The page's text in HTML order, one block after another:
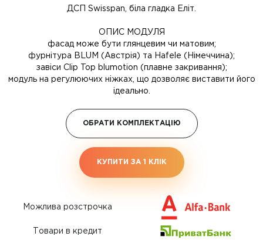
ДСП Swisspan, біла гладка Еліт.
ОПИС МОДУЛЯ
фасад може бути глянцевим чи матовим;
фурнітура BLUM (Австрія) та Hafele (Німеччина);
завіси Clip Top blumotion (плавне закривання);
модуль на регулюючих ніжках, що дозволяє виставити його
ідеально.
ОБРАТИ КОМПЛЕКТАЦІЮ
КУПИТИ ЗА 1 КЛIК
Можлива розстрочка
Товари в кредит